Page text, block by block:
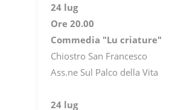
24 lug
Ore 20.00
Commedia "Lu criature"
Chiostro San Francesco
Ass.ne Sul Palco della Vita
24 lug